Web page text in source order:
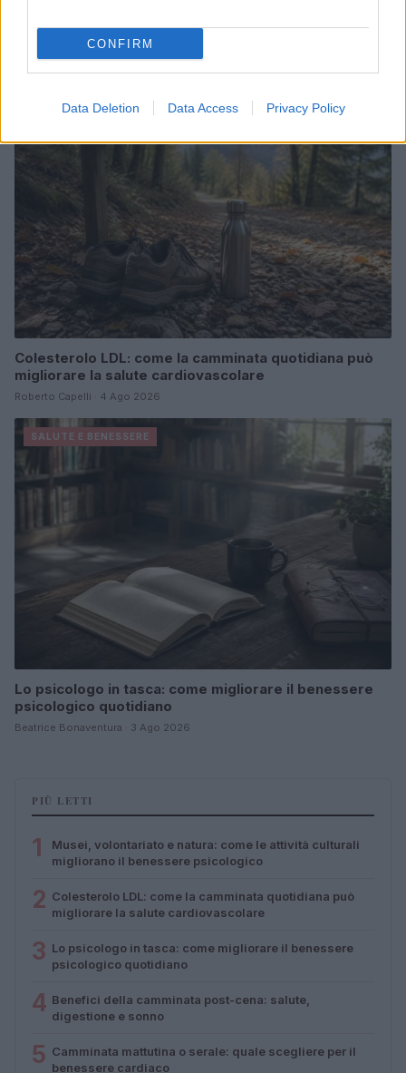
CONFIRM
Data Deletion Data Access Privacy Policy
Musei, volontariato e natura: come le attività culturali
migliorano il benessere psicologico
SALUTE E BENESSERE
Colesterolo LDL: come la camminata quotidiana può
migliorare la salute cardiovascolare
Roberto Capelli · 4 Ago 2026
SALUTE E BENESSERE
Lo psicologo in tasca: come migliorare il benessere
psicologico quotidiano
Beatrice Bonaventura · 3 Ago 2026
PIÙ LETTI
1
Musei, volontariato e natura: come le attività culturali
migliorano il benessere psicologico
2 Colesterolo LDL: come la camminata quotidiana può
migliorare la salute cardiovascolare
3 Lo psicologo in tasca: come migliorare il benessere
psicologico quotidiano
4 Benefici della camminata post-cena: salute,
digestione e sonno
5 Camminata mattutina o serale: quale scegliere per il
benessere cardiaco